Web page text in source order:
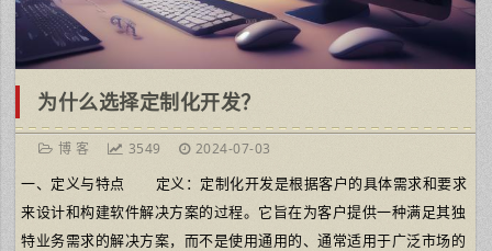
为什么选择定制化开发？
博 客 3549 2024-07-03
一、定义与特点 定义：定制化开发是根据客户的具体需求和要求
来设计和构建软件解决方案的过程。它旨在为客户提供一种满足其独
特业务需求的解决方案，而不是使用通用的、通常适用于广泛市场的